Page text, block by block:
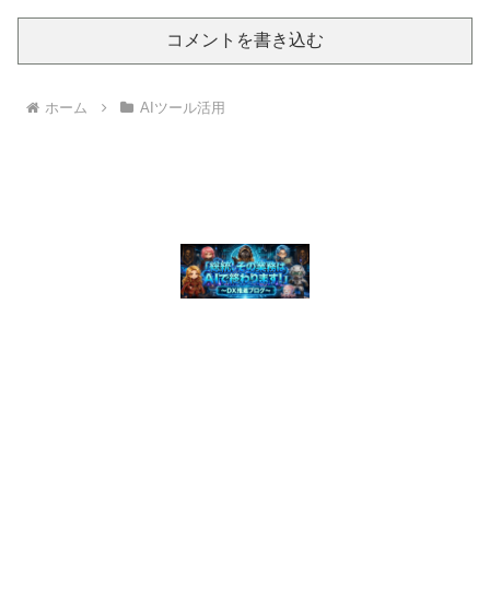
コメントを書き込む
ホーム AIツール活用